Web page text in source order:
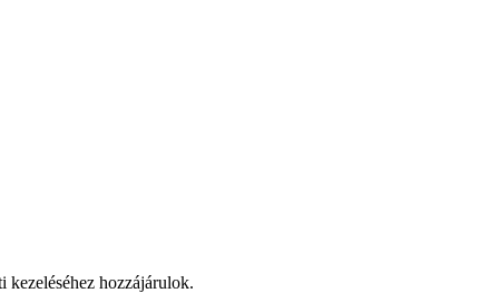
hozzájárulok.